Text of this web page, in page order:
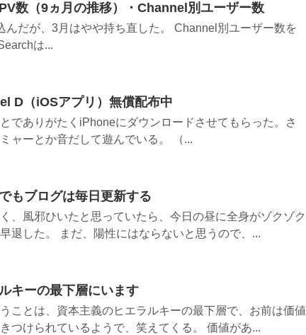
数（9ヵ月の推移）・Channel別ユーザー数
んだが、3月はやや持ち直した。 Channel別ユーザー数を
は...
D（iOSアプリ）無償配布中
でありがたくiPhoneにダウンロードさせてもらった。さ
ャーとか音だして遊んでいる。 （...
もブログは毎日更新する
、風邪ひいたと思っていたら、今日の昼に全身がゾクゾク
退した。 まだ、陽性にはならないと思うので、...
キーの最下層にいます
ことは、資本主義のヒエラルキーの最下層で、お前は価値
つけられているようで、笑えてくる。 価値があ...